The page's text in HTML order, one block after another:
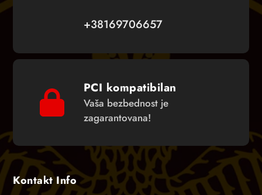
+38169706657
PCI kompatibilan
Vaša bezbednost je
zagarantovana!
Kontakt Info